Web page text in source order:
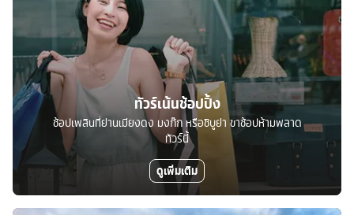
ทัวร์เน้นช้อปปิ้ง
ช้อปเพลินที่ย่านเมียงดง มงก๊ก หรือชิบูย่า ขาช้อปห้ามพลาด
ทัวร์นี้
ดูเพิ่มเติม